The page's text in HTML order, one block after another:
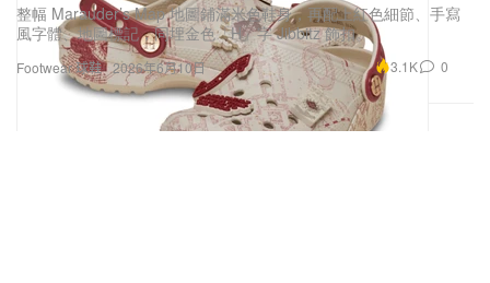
Footwear 球鞋
整幅 Marauder’s Map 地圖鋪滿米色鞋身，再配上紅色細節、手寫
風字體、地圖標記，同埋金色「H」字 Jibbitz 飾扣。
2026年6月10日 3.1K 0